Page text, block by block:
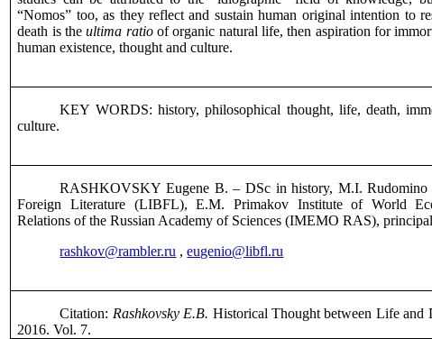
“Nomos” too, as they reflect and sustain human original intention to
death is theultima ratio of organic natural life, then aspiration for
human existence, thought and culture.
KEY WORDS: history, philosophical thought, life, death,
culture.
RASHKOVSKY Eugene B. – DSc in history, M.I. Rudomino
Foreign Literature (LIBFL), E.M. Primakov Institute of World
Relations of the Russian Academy of Sciences (IMEMO RAS), principal
rashkov@rambler.ru ,eugenio@libfl.ru
Citation: Rashkovsky E.B. Historical Thought between Life and
2016. Vol. 7.